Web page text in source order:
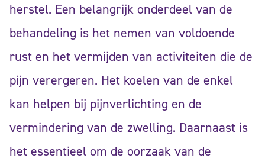
herstel. Een belangrijk onderdeel van de
behandeling is het nemen van voldoende
rust en het vermijden van activiteiten die de
pijn verergeren. Het koelen van de enkel
kan helpen bij pijnverlichting en de
vermindering van de zwelling. Daarnaast is
het essentieel om de oorzaak van de